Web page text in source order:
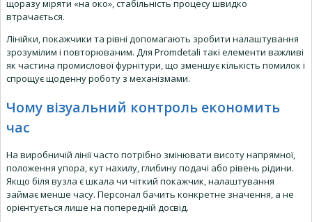
щоразу міряти «на око», стабільність процесу швидко
втрачається.
Лінійки, покажчики та рівні допомагають зробити налаштування
зрозумілим і повторюваним. Для Promdetali такі елементи важливі
як частина промислової фурнітури, що зменшує кількість помилок і
спрощує щоденну роботу з механізмами.
Чому візуальний контроль економить
час
На виробничій лінії часто потрібно змінювати висоту напрямної,
положення упора, кут нахилу, глибину подачі або рівень рідини.
Якщо біля вузла є шкала чи чіткий покажчик, налаштування
займає менше часу. Персонал бачить конкретне значення, а не
орієнтується лише на попередній досвід.